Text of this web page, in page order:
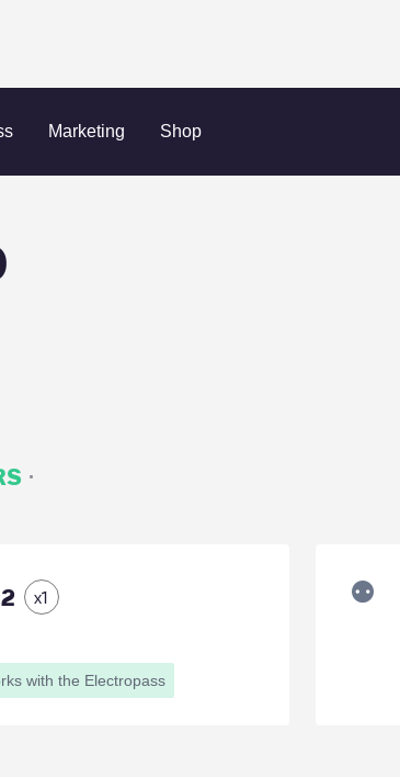
Marketing Shop
·
x1
with the Electropass